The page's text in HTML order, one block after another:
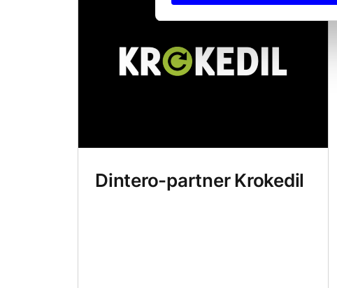
Dintero-partner Krokedil